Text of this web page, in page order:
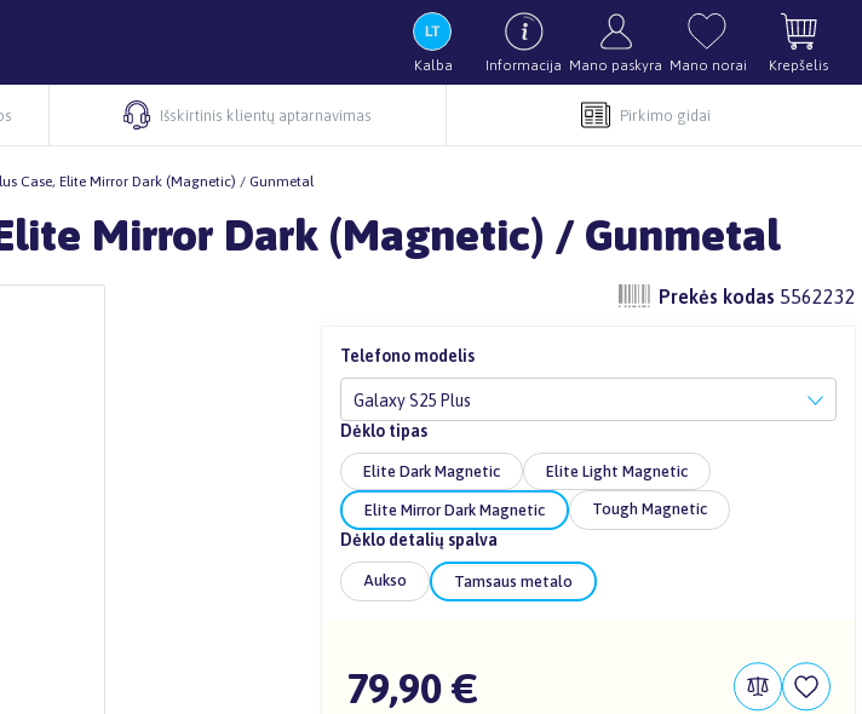
Kalba Informacija Mano paskyra Mano norai Krepšelis
Išskirtinis klientų aptarnavimas Pirkimo gidai
Case, Elite Mirror Dark (Magnetic) / Gunmetal
Mirror Dark (Magnetic) / Gunmetal
Prekės kodas 5562232
Telefono modelis
Galaxy S25 Plus
Dėklo tipas
Elite Dark Magnetic Elite Light Magnetic
Elite Mirror Dark Magnetic Tough Magnetic
Dėklo detalių spalva
Aukso Tamsaus metalo
79,90 €